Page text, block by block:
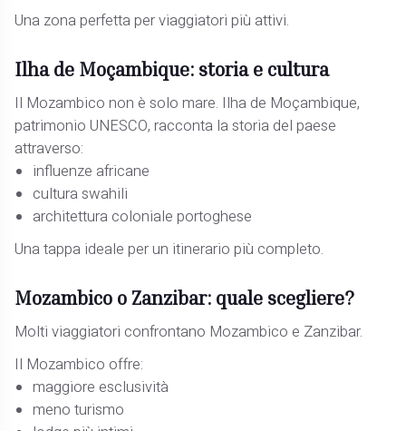
Una zona perfetta per viaggiatori più attivi.
Ilha de Moçambique: storia e cultura
Il Mozambico non è solo mare. Ilha de Moçambique,
patrimonio UNESCO, racconta la storia del paese
attraverso:
influenze africane
cultura swahili
architettura coloniale portoghese
Una tappa ideale per un itinerario più completo.
Mozambico o Zanzibar: quale scegliere?
Molti viaggiatori confrontano Mozambico e Zanzibar.
Il Mozambico offre:
maggiore esclusività
meno turismo